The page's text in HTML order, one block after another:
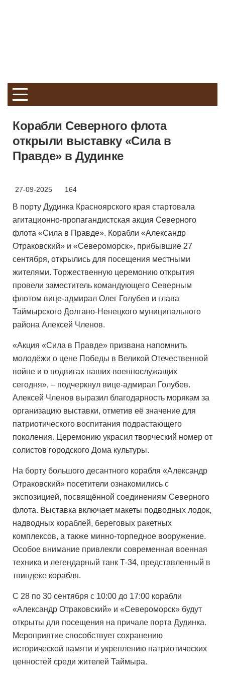
Корабли Северного флота
открыли выставку «Сила в
Правде» в Дудинке
27-09-2025 164
В порту Дудинка Красноярского края стартовала
агитационно-пропагандистская акция Северного
флота «Сила в Правде». Корабли «Александр
Отраковский» и «Североморск», прибывшие 27
сентября, открылись для посещения местными
жителями. Торжественную церемонию открытия
провели заместитель командующего Северным
флотом вице-адмирал Олег Голубев и глава
Таймырского Долгано-Ненецкого муниципального
района Алексей Членов.
«Акция «Сила в Правде» призвана напомнить
молодёжи о цене Победы в Великой Отечественной
войне и о подвигах наших военнослужащих
сегодня», – подчеркнул вице-адмирал Голубев.
Алексей Членов выразил благодарность морякам за
организацию выставки, отметив её значение для
патриотического воспитания подрастающего
поколения. Церемонию украсил творческий номер от
солистов городского Дома культуры.
На борту большого десантного корабля «Александр
Отраковский» посетители ознакомились с
экспозицией, посвящённой соединениям Северного
флота. Выставка включает макеты подводных лодок,
надводных кораблей, береговых ракетных
комплексов, а также минно-торпедное вооружение.
Особое внимание привлекли современная военная
техника и легендарный танк Т-34, представленный в
твиндеке корабля.
С 28 по 30 сентября с 10:00 до 17:00 корабли
«Александр Отраковский» и «Североморск» будут
открыты для посещения на причале порта Дудинка.
Мероприятие способствует сохранению
исторической памяти и укреплению патриотических
ценностей среди жителей Таймыра.